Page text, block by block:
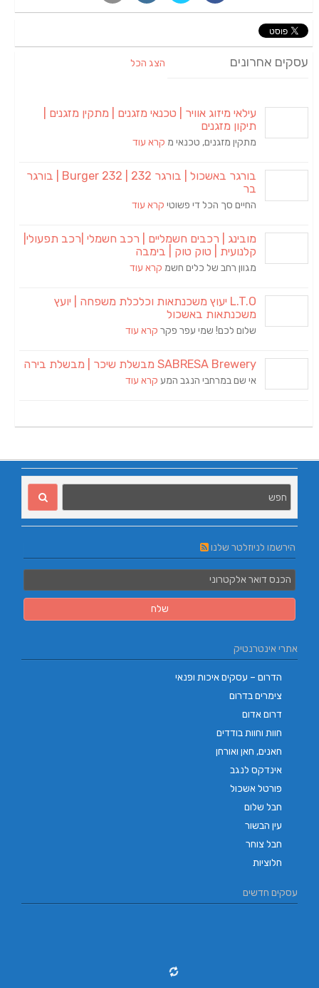
עסקים אחרונים הצג הכל
עילאי מיזוג אוויר | טכנאי מזגנים | מתקין מזגנים |
תיקון מזגנים
מתקין מזגנים, טכנאי מ קרא עוד
בורגר באשכול | בורגר 232 | Burger 232 | בורגר
בר
החיים סך הכל די פשוטי קרא עוד
מובינג | רכבים חשמליים | רכב חשמלי |רכב תפעולי|
קלנועית | טוק טוק | בימבה
מגוון רחב של כלים חשמ קרא עוד
L.T.O יעוץ משכנתאות וכלכלת משפחה | יועץ
משכנתאות באשכול
שלום לכם! שמי עפר פקר קרא עוד
SABRESA Brewery מבשלת שיכר | מבשלת בירה
אי שם במרחבי הנגב המע קרא עוד
הירשמו לניוזלטר שלנו
אתרי אינטרנטיק
הדרום – עסקים איכות ופנאי
צימרים בדרום
דרום אדום
חוות וחוות בודדים
חאנים, חאן ואורחן
אינדקס לנגב
פורטל אשכול
חבל שלום
עין הבשור
חבל צוחר
חלוציות
עסקים חדשים